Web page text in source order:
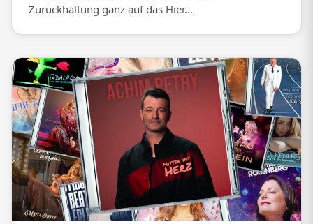
Zurückhaltung ganz auf das Hier...